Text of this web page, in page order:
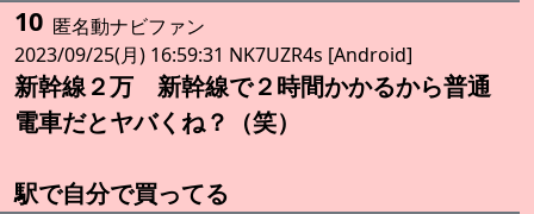
10 匿名動ナビファン
2023/09/25(月) 16:59:31 NK7UZR4s [Android]
新幹線２万 新幹線で２時間かかるから普通
電車だとヤバくね？（笑）
駅で自分で買ってる